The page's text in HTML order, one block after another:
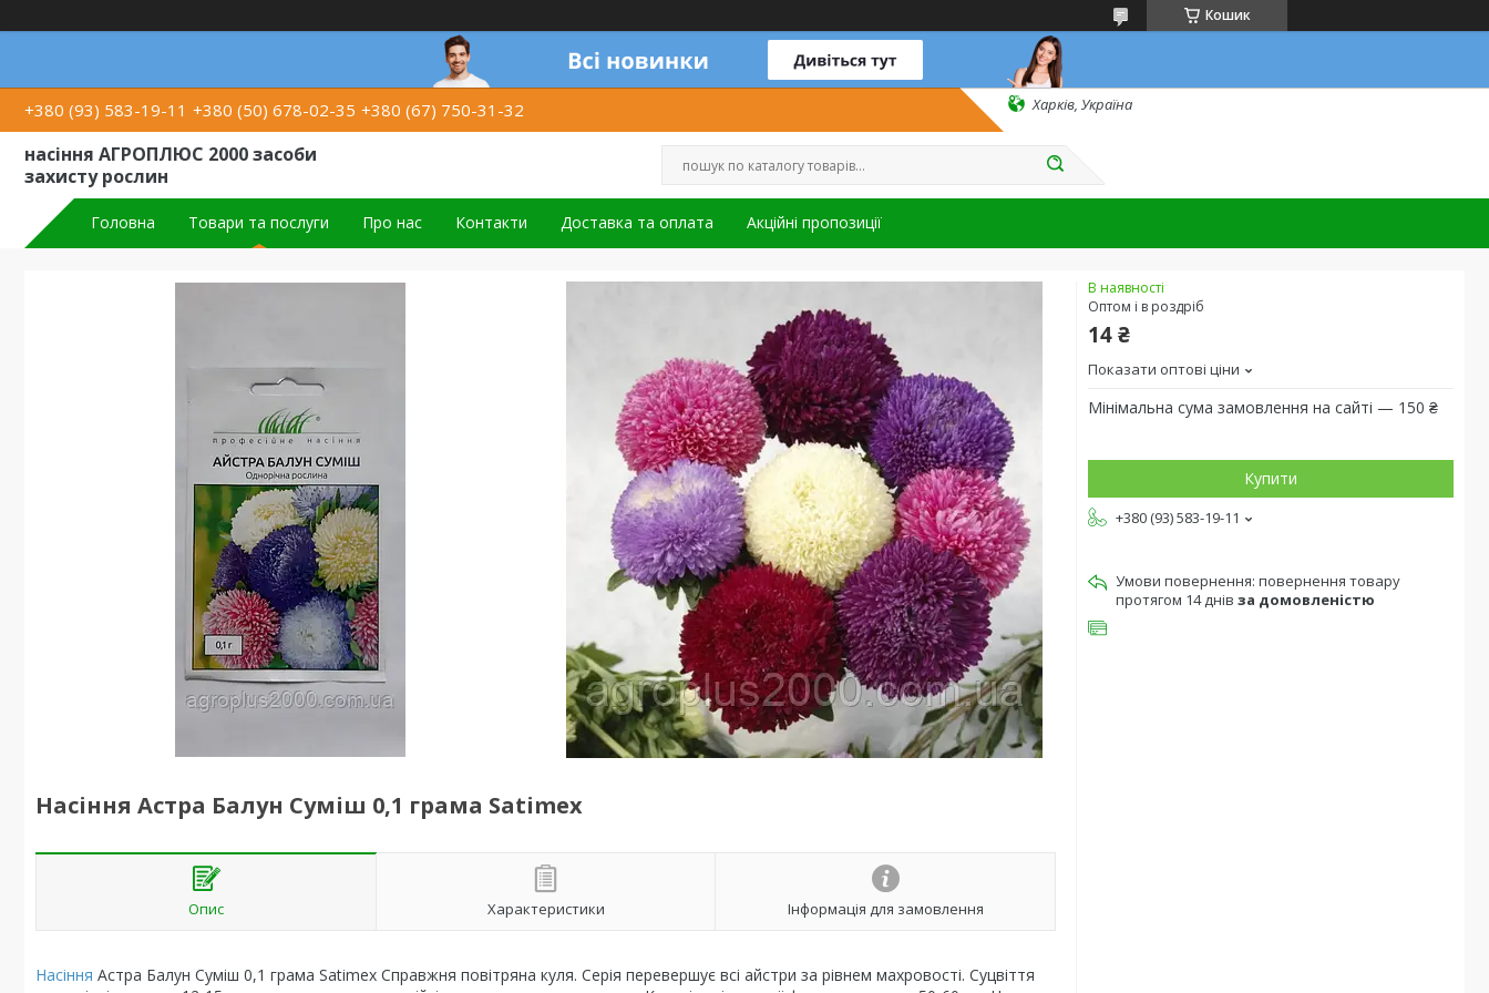
Кошик
+380 (93) 583-19-11 +380 (50) 678-02-35 +380 (67) 750-31-32 Харків, Україна
насіння АГРОПЛЮС 2000 засоби
захисту рослин
Головна Товари та послуги Про нас Контакти Доставка та оплата Акційні пропозиції
Насіння Астра Балун Суміш 0,1 грама Satimex
Опис Характеристики Інформація для замовлення
Насіння Астра Балун Суміш 0,1 грама Satimex Справжня повітряна куля. Серія перевершує всі айстри за рівнем махровості. Суцвіття
В наявності
Оптом і в роздріб
14 ₴
Показати оптові ціни
Мінімальна сума замовлення на сайті — 150 ₴
Купити
+380 (93) 583-19-11
повернення товару
протягом 14 днів за домовленістю